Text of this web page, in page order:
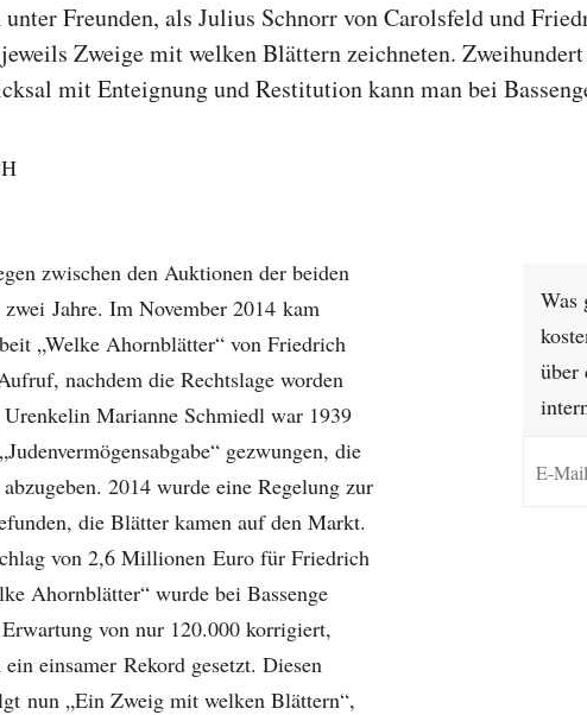
Freunden, als Julius Schnorr von Carolsfeld und
Zweige mit welken Blättern zeichneten. Zweihundert
mit Enteignung und Restitution kann man bei
zwischen den Auktionen der beiden
Jahre. Im November 2014 kam
„Welke Ahornblätter“ von Friedrich
nachdem die Rechtslage worden
Marianne Schmiedl war 1939
gezwungen, die
2014 wurde eine Regelung zur
die Blätter kamen auf den Markt.
von 2,6 Millionen Euro für Friedrich
Ahornblätter“ wurde bei Bassenge
von nur 120.000 korrigiert,
ein einsamer Rekord gesetzt. Diesen
nun „Ein Zweig mit welken Blättern“,
Was
über